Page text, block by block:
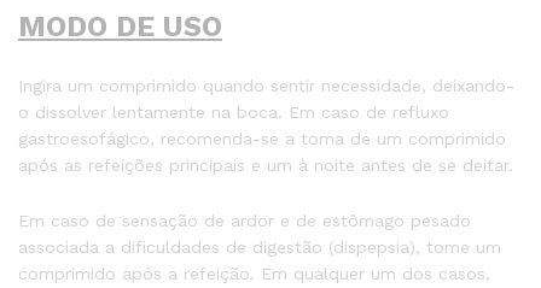
MODO DE USO
Ingira um comprimido quando sentir necessidade, deixando-
o dissolver lentamente na boca. Em caso de refluxo
gastroesofágico, recomenda-se a toma de um comprimido
após as refeições principais e um à noite antes de se deitar.
Em caso de sensação de ardor e de estômago pesado
associada a dificuldades de digestão (dispepsia), tome um
comprimido após a refeição. Em qualquer um dos casos,